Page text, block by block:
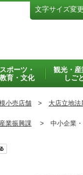
文字サイズ変更
スポーツ・
教育・文化
観光・産
しご
小売店舗 > 大店立地法
業振興課 > 中小企業